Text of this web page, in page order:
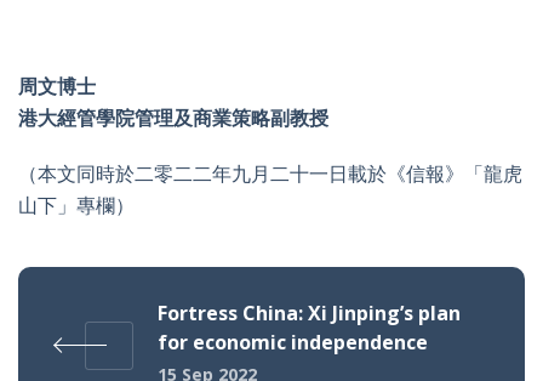
周文博士
港大經管學院管理及商業策略副教授
（本文同時於二零二二年九月二十一日載於《信報》「龍虎
山下」專欄）
Fortress China: Xi Jinping’s plan
for economic independence
15 Sep 2022